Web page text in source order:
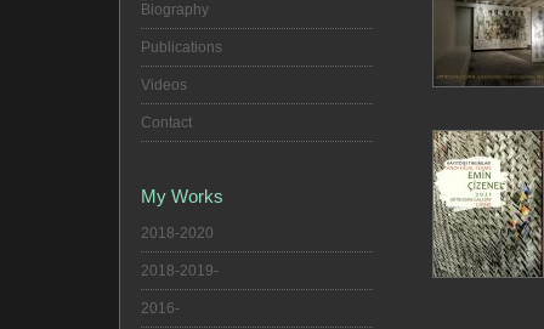
Biography
Publications
Videos
Contact
My Works
2018-2020
2018-2019-
2016-